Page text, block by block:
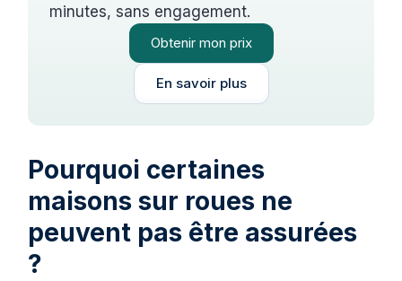
minutes, sans engagement.
Obtenir mon prix
En savoir plus
Pourquoi certaines
maisons sur roues ne
peuvent pas être assurées
?